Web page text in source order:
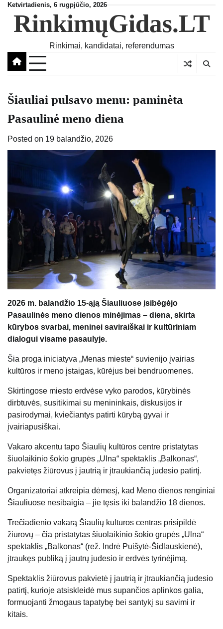
Skip
content
Ketvirtadienis, 6 rugpjūčio, 2026
RinkimųGidas.LT
Rinkimai, kandidatai, referendumas
Šiauliai pulsavo menu: paminėta
Pasaulinė meno diena
Posted on 19 balandžio, 2026
2026 m. balandžio 15-ąją Šiauliuose įsibėgėjo
Pasaulinės meno dienos minėjimas – diena, skirta
kūrybos svarbai, meninei saviraiškai ir kultūriniam
dialogui visame pasaulyje.
Šia proga iniciatyva „Menas mieste“ suvienijo įvairias
kultūros ir meno įstaigas, kūrėjus bei bendruomenes.
Skirtingose miesto erdvėse vyko parodos, kūrybinės
dirbtuvės, susitikimai su menininkais, diskusijos ir
pasirodymai, kviečiantys patirti kūrybą gyvai ir
įvairiapusiškai.
Vakaro akcentu tapo Šiaulių kultūros centre pristatytas
šiuolaikinio šokio grupės „Ulna“ spektaklis „Balkonas“,
pakvietęs žiūrovus į jautrią ir įtraukiančią judesio patirtį.
Organizatoriai atkreipia dėmesį, kad Meno dienos renginiai
Šiauliuose nesibaigia – jie tęsis iki balandžio 18 dienos.
Trečiadienio vakarą Šiaulių kultūros centras prisipildė
žiūrovų – čia pristatytas šiuolaikinio šokio grupės „Ulna“
spektaklis „Balkonas“ (rež. Indrė Puišytė-Šidlauskienė),
įtraukęs publiką į jautrų judesio ir erdvės tyrinėjimą.
Spektaklis žiūrovus pakvietė į jautrią ir įtraukiančią judesio
patirtį, kurioje atsiskleidė mus supančios aplinkos galia,
formuojanti žmogaus tapatybę bei santykį su savimi ir
kitais.